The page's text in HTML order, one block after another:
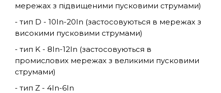
мережах з підвищеними пусковими струмами)
- тип D - 10In-20In (застосовуються в мережах з
високими пусковими струмами)
- тип K - 8In-12In (застосовуються в
промислових мережах з великими пусковими
струмами)
- тип Z - 4In-6In